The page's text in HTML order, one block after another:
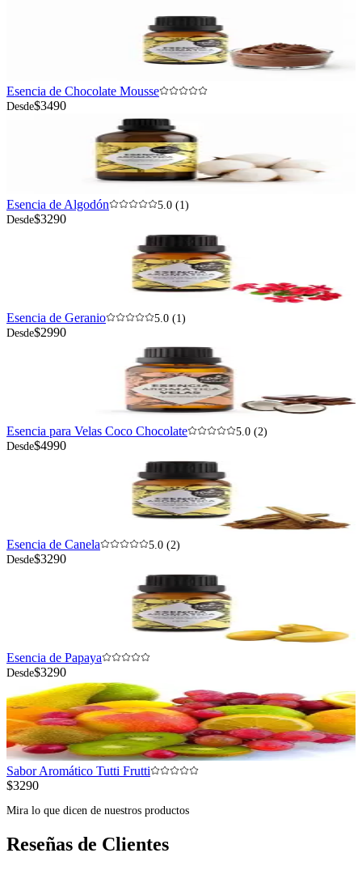
Esencia de Chocolate Mousse
Desde$3490
Esencia de Algodón
5.0 (1)
Desde$3290
Esencia de Geranio
5.0 (1)
Desde$2990
Esencia para Velas Coco Chocolate
5.0 (2)
Desde$4990
Esencia de Canela
5.0 (2)
Desde$3290
Esencia de Papaya
Desde$3290
Sabor Aromático Tutti Frutti
$3290
Mira lo que dicen de nuestros productos
Reseñas de Clientes